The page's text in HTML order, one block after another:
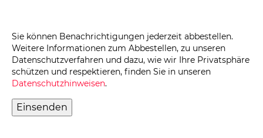
Sie können Benachrichtigungen jederzeit abbestellen.
Weitere Informationen zum Abbestellen, zu unseren
Datenschutzverfahren und dazu, wie wir Ihre Privatsphäre
schützen und respektieren, finden Sie in unseren
Datenschutzhinweisen.